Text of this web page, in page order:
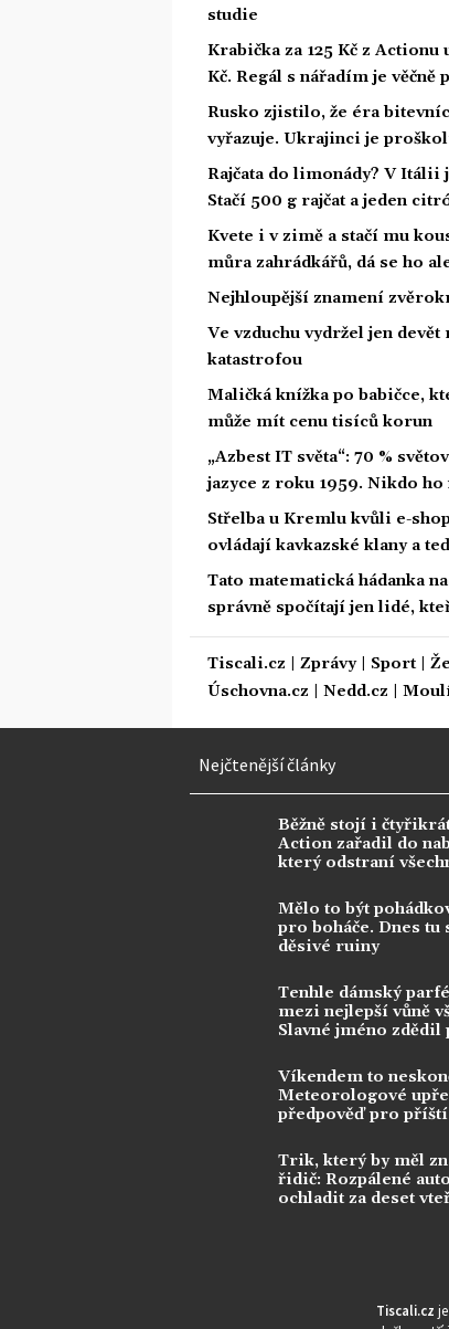
studie
Krabička za 125 Kč z
Kč. Regál s nářadím je věčně
Rusko zjistilo, že éra
vyřazuje. Ukrajinci je
Rajčata do limonády? V
Stačí 500 g rajčat a jeden
Kvete i v zimě a stačí mu
můra zahrádkářů, dá se ho
Nejhloupější znamení
Ve vzduchu vydržel jen
katastrofou
Maličká knížka po babičce,
může mít cenu tisíců korun
„Azbest IT světa“: 70 %
jazyce z roku 1959. Nikdo
Střelba u Kremlu kvůli e-
ovládají kavkazské klany a
Tato matematická hádanka
správně spočítají jen lidé,
Tiscali.cz Zprávy| Sport|
Úschovna.cz
Nedd.cz
Nejčtenější články
Běžně stojí i
Action zařadil do
který odstraní
Mělo to být
pro boháče. Dnes tu
děsivé ruiny
Tenhle dámský
mezi nejlepší vůně
Slavné jméno zdědil
Víkendem to
Meteorologové
předpověď pro
Trik, který by měl
řidič: Rozpálené
ochladit za deset
Tiscali.cz